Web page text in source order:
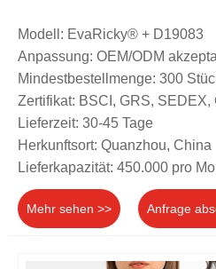
Modell: EvaRicky® + D19083
Anpassung: OEM/ODM
Mindestbestellmenge: 300
Zertifikat: BSCI, GRS, SEDEX,
Lieferzeit: 30-45 Tage
Herkunftsort: Quanzhou, China
Lieferkapazität: 450.000 pro
Mehr sehen >> Anfrage